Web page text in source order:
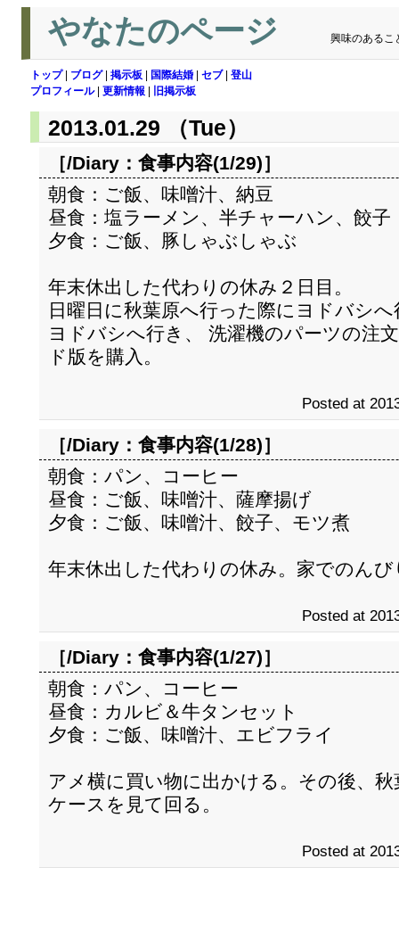
やなたのページ 興味のあるこ
トップ| ブログ| 掲示板 国際結婚 セブ| 登山
プロフィール| 更新情報 旧掲示板
2013.01.29 （Tue）
［/Diary： 食事内容(1/29)］
朝食：ご飯、味噌汁、納豆
昼食：塩ラーメン、半チャーハン、餃子
夕食：ご飯、豚しゃぶしゃぶ
年末休出した代わりの休み２日目。
日曜日に秋葉原へ行った際にヨドバシ
ヨドバシへ行き、 洗濯機のパーツの注
ド版を購入。
Posted at
［/Diary： 食事内容(1/28)］
朝食：パン、コーヒー
昼食：ご飯、味噌汁、薩摩揚げ
夕食：ご飯、味噌汁、餃子、モツ煮
年末休出した代わりの休み。家でのん
Posted at
［/Diary： 食事内容(1/27)］
朝食：パン、コーヒー
昼食：カルビ＆牛タンセット
夕食：ご飯、味噌汁、エビフライ
アメ横に買い物に出かける。その後、
ケースを見て回る。
Posted at